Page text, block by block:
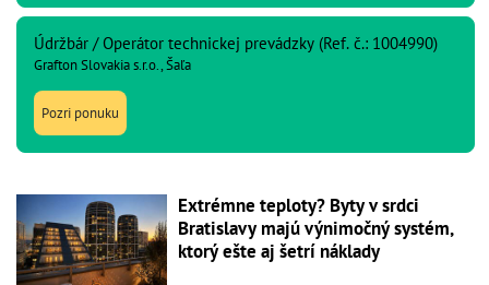
Údržbár / Operátor technickej prevádzky (Ref. č.: 1004990)
Grafton Slovakia s.r.o., Šaľa
Pozri ponuku
Extrémne teploty? Byty v srdci
Bratislavy majú výnimočný systém,
ktorý ešte aj šetrí náklady